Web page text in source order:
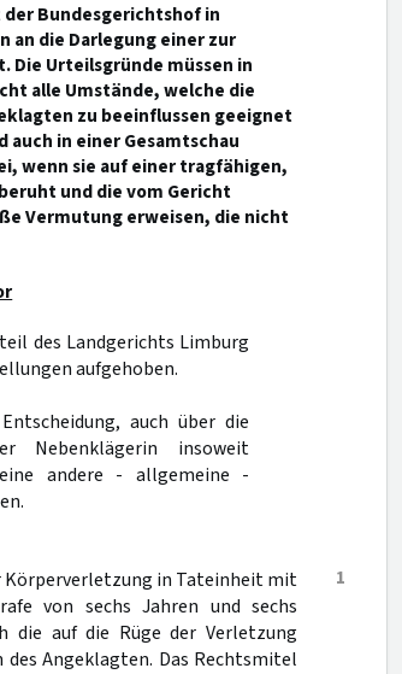
der Bundesgerichtshof in
an die Darlegung einer zur
Urteilsgründe müssen in
alle Umstände, welche die
zu beeinflussen geeignet
in einer Gesamtschau
wenn sie auf einer tragfähigen,
und die vom Gericht
Vermutung erweisen, die nicht
des Landgerichts Limburg
aufgehoben.
auch über die
Nebenklägerin insoweit
andere - allgemeine -
1
Körperverletzung in Tateinheit mit
von sechs Jahren und sechs
die auf die Rüge der Verletzung
Angeklagten. Das Rechtsmitel